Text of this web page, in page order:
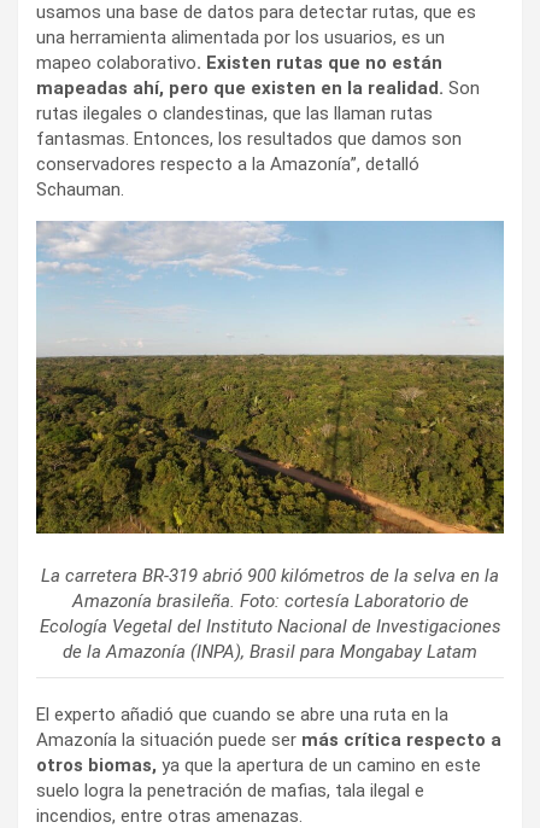
usamos una base de datos para detectar rutas, que es
una herramienta alimentada por los usuarios, es un
mapeo colaborativo. Existen rutas que no están
mapeadas ahí, pero que existen en la realidad. Son
rutas ilegales o clandestinas, que las llaman rutas
fantasmas. Entonces, los resultados que damos son
conservadores respecto a la Amazonía”, detalló
Schauman.
La carretera BR-319 abrió 900 kilómetros de la selva en la
Amazonía brasileña. Foto: cortesía Laboratorio de
Ecología Vegetal del Instituto Nacional de Investigaciones
de la Amazonía (INPA), Brasil para Mongabay Latam
El experto añadió que cuando se abre una ruta en la
Amazonía la situación puede ser más crítica respecto a
otros biomas, ya que la apertura de un camino en este
suelo logra la penetración de mafias, tala ilegal e
incendios, entre otras amenazas.